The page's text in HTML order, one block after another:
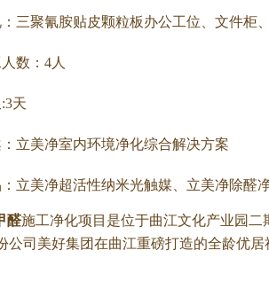
聚氰胺贴皮颗粒板办公工位、文件柜
数：4人
天
立美净室内环境净化综合解决方案
美净超活性纳米光触媒、立美净除醛
醛施工净化项目是位于曲江文化产业园二
公司 美好集团在曲江重磅打造的全龄优居